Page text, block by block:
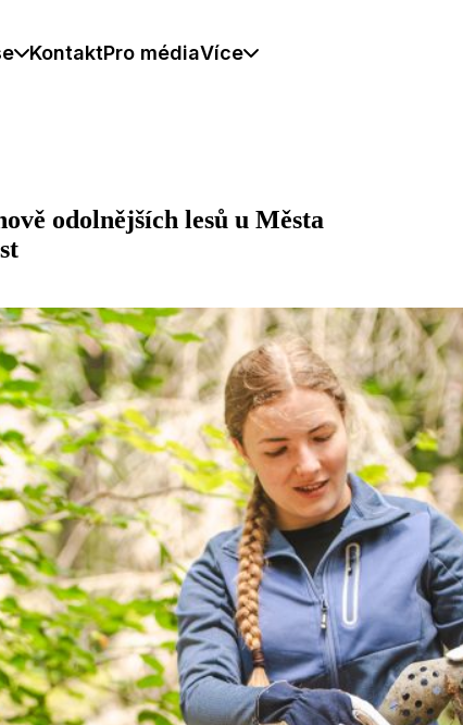
KontaktPro médiaVíce
odolnějších lesů u Města